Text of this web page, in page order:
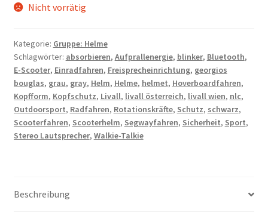
Nicht vorrätig
Kategorie: Gruppe: Helme
Schlagwörter: absorbieren, Aufprallenergie, blinker, Bluetooth,
E-Scooter, Einradfahren, Freisprecheinrichtung, georgios
bouglas, grau, gray, Helm, Helme, helmet, Hoverboardfahren,
Kopfform, Kopfschutz, Livall, livall österreich, livall wien, nlc,
Outdoorsport, Radfahren, Rotationskräfte, Schutz, schwarz,
Scooterfahren, Scooterhelm, Segwayfahren, Sicherheit, Sport,
Stereo Lautsprecher, Walkie-Talkie
Beschreibung